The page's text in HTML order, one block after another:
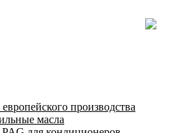
производства
масла